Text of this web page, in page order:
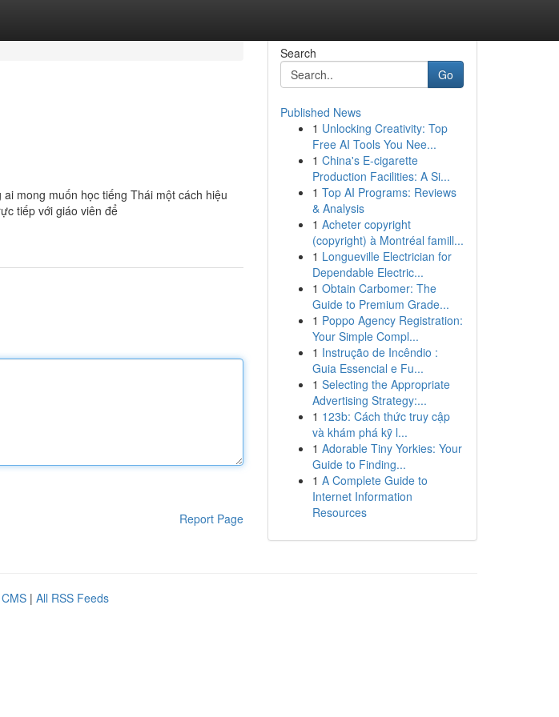
mong muốn học tiếng Thái một cách hiệu
tiếp với giáo viên để
Report Page
Search
Go
Published News
1 Unlocking Creativity: Top
Free AI Tools You Nee...
1 China's E-cigarette
Production Facilities: A Si...
1 Top AI Programs: Reviews
& Analysis
1 Acheter copyright
(copyright) à Montréal famill...
1 Longueville Electrician for
Dependable Electric...
1 Obtain Carbomer: The
Guide to Premium Grade...
1 Poppo Agency Registration:
Your Simple Compl...
1 Instrução de Incêndio :
Guia Essencial e Fu...
1 Selecting the Appropriate
Advertising Strategy:...
1 123b: Cách thức truy cập
và khám phá kỹ l...
1 Adorable Tiny Yorkies: Your
Guide to Finding...
1 A Complete Guide to
Internet Information
Resources
| All RSS Feeds